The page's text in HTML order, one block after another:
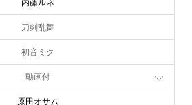
内藤ルネ
刀剣乱舞
初音ミク
動画付
原田オサム